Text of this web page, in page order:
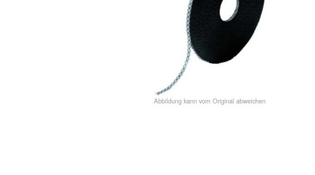
Abbildung kann vom Original abweichen